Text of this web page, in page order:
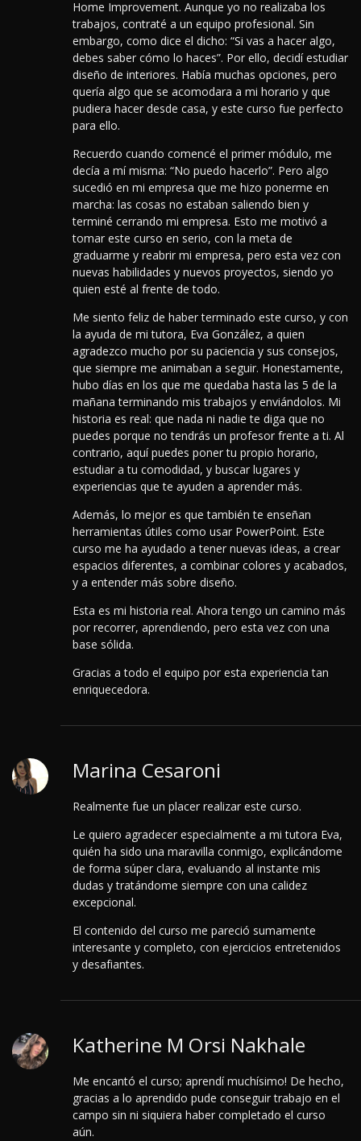
Home Improvement. Aunque yo no realizaba los
trabajos, contraté a un equipo profesional. Sin
embargo, como dice el dicho: “Si vas a hacer algo,
debes saber cómo lo haces”. Por ello, decidí estudiar
diseño de interiores. Había muchas opciones, pero
quería algo que se acomodara a mi horario y que
pudiera hacer desde casa, y este curso fue perfecto
para ello.
Recuerdo cuando comencé el primer módulo, me
decía a mí misma: “No puedo hacerlo”. Pero algo
sucedió en mi empresa que me hizo ponerme en
marcha: las cosas no estaban saliendo bien y
terminé cerrando mi empresa. Esto me motivó a
tomar este curso en serio, con la meta de
graduarme y reabrir mi empresa, pero esta vez con
nuevas habilidades y nuevos proyectos, siendo yo
quien esté al frente de todo.
Me siento feliz de haber terminado este curso, y con
la ayuda de mi tutora, Eva González, a quien
agradezco mucho por su paciencia y sus consejos,
que siempre me animaban a seguir. Honestamente,
hubo días en los que me quedaba hasta las 5 de la
mañana terminando mis trabajos y enviándolos. Mi
historia es real: que nada ni nadie te diga que no
puedes porque no tendrás un profesor frente a ti. Al
contrario, aquí puedes poner tu propio horario,
estudiar a tu comodidad, y buscar lugares y
experiencias que te ayuden a aprender más.
Además, lo mejor es que también te enseñan
herramientas útiles como usar PowerPoint. Este
curso me ha ayudado a tener nuevas ideas, a crear
espacios diferentes, a combinar colores y acabados,
y a entender más sobre diseño.
Esta es mi historia real. Ahora tengo un camino más
por recorrer, aprendiendo, pero esta vez con una
base sólida.
Gracias a todo el equipo por esta experiencia tan
enriquecedora.
Marina Cesaroni
Realmente fue un placer realizar este curso.
Le quiero agradecer especialmente a mi tutora Eva,
quién ha sido una maravilla conmigo, explicándome
de forma súper clara, evaluando al instante mis
dudas y tratándome siempre con una calidez
excepcional.
El contenido del curso me pareció sumamente
interesante y completo, con ejercicios entretenidos
y desafiantes.
Katherine M Orsi Nakhale
Me encantó el curso; aprendí muchísimo! De hecho,
gracias a lo aprendido pude conseguir trabajo en el
campo sin ni siquiera haber completado el curso
aún.